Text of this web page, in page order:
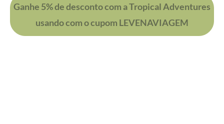
Ganhe 5% de desconto com a Tropical Adventures
usando com o cupom LEVENAVIAGEM